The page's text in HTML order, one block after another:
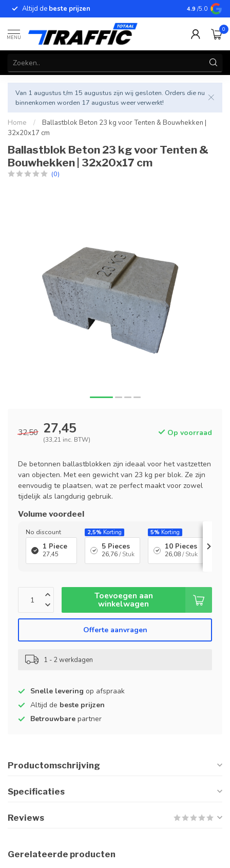
Altijd de beste prijzen Betrouwbare
4.9 /5.0
MENU
0
Van 1 augustus t/m 15 augustus zijn wij gesloten. Orders die nu
binnenkomen worden 17 augustus weer verwerkt!
Home /
Ballastblok Beton 23 kg voor Tenten & Bouwhekken |
32x20x17 cm
Ballastblok Beton 23 kg voor Tenten &
Bouwhekken | 32x20x17 cm
(0)
32,50 27,45
(33,21 inc. BTW)
Op voorraad
De betonnen ballastblokken zijn ideaal voor het vastzetten
van objecten. Met een gewicht van 23 kg per blok. Ze zijn
eenvoudig te plaatsen, wat ze perfect maakt voor zowel
tijdelijk als langdurig gebruik.
Volume voordeel
No discount
1 Piece
27,45
2,5% Korting
5 Pieces
26,76/ Stuk
5% Korting
10 Pieces
26,08/ Stuk
Toevoegen aan
winkelwagen
Offerte aanvragen
1 - 2 werkdagen
Snelle levering op afspraak
Altijd de beste prijzen
Betrouwbare partner
Productomschrijving
Specificaties
Reviews
Gerelateerde producten